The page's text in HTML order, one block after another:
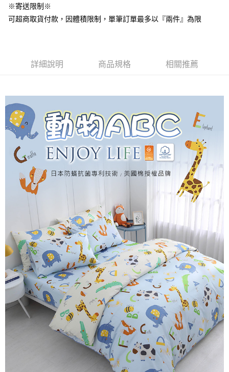
便利好安心！
１．簡單：不需註冊會員、不需綁卡、不需儲值。
２．便利：只要手機號碼，簡訊認證，即可結帳。
１．於結帳方式選擇「AFTEE先享後付」後，將跳轉至「AFTEE先享後付」
結帳頁面，進行簡訊認證並確認金額後，即可完成結帳。
ATM／網路銀行／等多元方式進行付款，方視為交易完成。
※ 請注意：結帳手續完成當下不需立刻繳費，但若您需要取消訂單，請聯絡
購買商品的店家。未經商家同意取消之訂單仍視為有效，需透過AFTEE先享
後付繳納相關費用。
※ 交易是否成功請以「AFTEE先享後付 」之結帳頁面顯示為準，若有關於
是否繳費成功／繳費後需取消欲退款等相關疑問，請聯繫「AFTEE先享後付
客戶支援中心」 https://netprotections.freshdesk.com/support/home
【注意事項】
１．透過由恩沛科技股份有限公司提供之「AFTEE先享後付」服務完成之交
易，需依本服務之必要範圍內提供個人資料，並將交易相關給付款項請求債
２．關於個人資料處理事宜，請瀏覽以下網址：
https://aftee.tw/terms/#terms3
３．未成年的使用者請事先徵得法定代理人或監護人之同意方可使用
「AFTEE先享後付」，若未經同意申辦者引起之損失，本公司不負相關責
任。
４．使用「AFTEE先享後付」時，將依據個別帳號之用戶狀況，依本公司即
時審查核予不同之上限額度；若仍有額度不足之情形，本公司將視審查結果
請求用戶進行身份認證。
５．嚴禁一人註冊多個帳號或使用他人資訊註冊。若發現惡意使用之情形，
恩沛科技股份有限公司將有權停止該用戶之使用額度並採取法律行動。
運送方式
付款後全家取貨
7-11取貨付款
每筆NT$60，滿NT$499(含以上)免運費
付款後7-11取貨
每筆NT$60，滿NT$499(含以上)免運費
每筆NT$100，滿NT$499(含以上)免運費
每筆NT$100，滿NT$499(含以上)免運費
※寄送限制※
可超商取貨付款，因體積限制，單筆訂單最多以『兩件』為限
詳細說明 商品規格 相關推薦